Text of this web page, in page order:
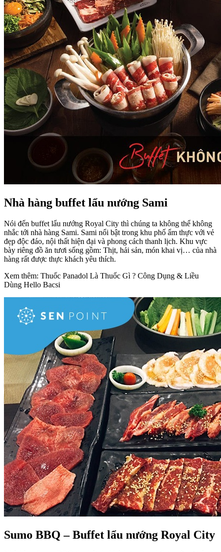
Nhà hàng buffet lẩu nướng Sami
Nói đến buffet lẩu nướng Royal City thì chúng ta không thể không
nhắc tới nhà hàng Sami. Sami nổi bật trong khu phố ẩm thực với vẻ
đẹp độc đáo, nội thất hiện đại và phong cách thanh lịch. Khu vực
bày riêng đồ ăn tươi sống gồm: Thịt, hải sản, món khai vị… của nhà
hàng rất được thực khách yêu thích.
Xem thêm: Thuốc Panadol Là Thuốc Gì ? Công Dụng & Liều
Dùng Hello Bacsi
Sumo BBQ – Buffet lẩu nướng Royal City